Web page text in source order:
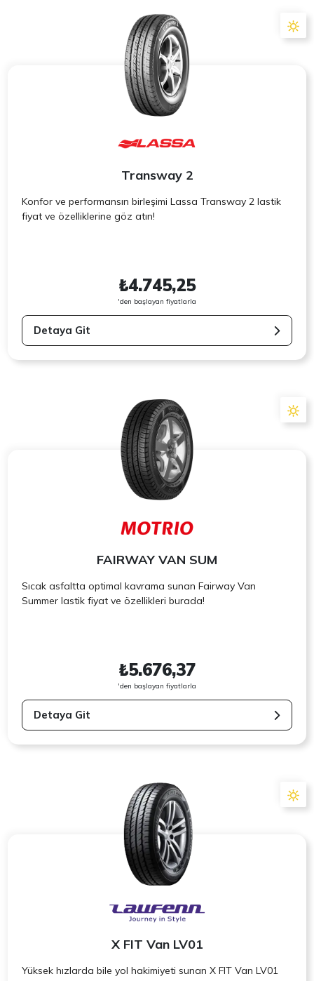
Transway 2
Konfor ve performansın birleşimi Lassa Transway 2 lastik
fiyat ve özelliklerine göz atın!
₺4.745,25
'den başlayan fiyatlarla
Detaya Git
FAIRWAY VAN SUM
Sıcak asfaltta optimal kavrama sunan Fairway Van
Summer lastik fiyat ve özellikleri burada!
₺5.676,37
'den başlayan fiyatlarla
Detaya Git
X FIT Van LV01
Yüksek hızlarda bile yol hakimiyeti sunan X FIT Van LV01